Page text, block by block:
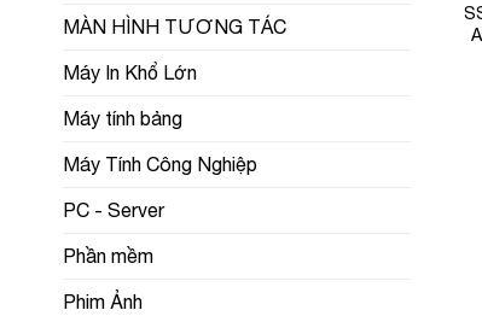
MÀN HÌNH TƯƠNG TÁC
Máy In Khổ Lớn
Máy tính bảng
Máy Tính Công Nghiệp
PC - Server
Phần mềm
Phim Ảnh